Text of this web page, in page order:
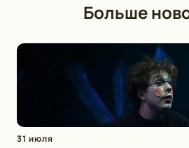
Больше
31 июля